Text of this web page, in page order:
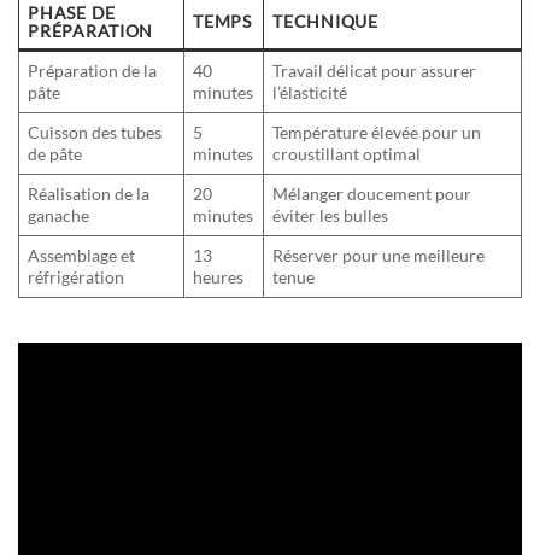
PHASE DE
PRÉPARATION
TEMPS TECHNIQUE
Préparation de la
pâte
40
minutes
Travail délicat pour assurer
l’élasticité
Cuisson des tubes
de pâte
5
minutes
Température élevée pour un
croustillant optimal
Réalisation de la
ganache
20
minutes
Mélanger doucement pour
éviter les bulles
Assemblage et
réfrigération
13
heures
Réserver pour une meilleure
tenue